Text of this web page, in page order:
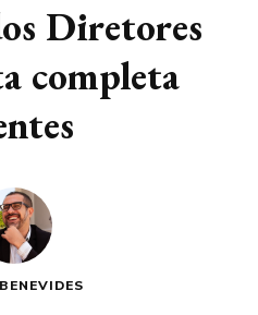
Diretores
completa